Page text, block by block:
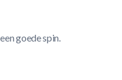
goede spin.